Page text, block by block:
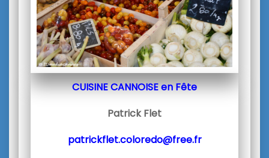
CUISINE CANNOISE enFête
Patrick Flet
patrickflet.coloredo@free.fr